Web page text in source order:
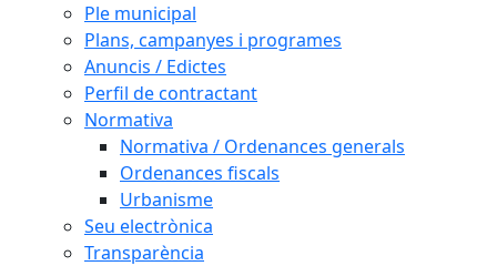
Ple municipal
Plans, campanyes i programes
Anuncis / Edictes
Perfil de contractant
Normativa
Normativa / Ordenances generals
Ordenances fiscals
Urbanisme
Seu electrònica
Transparència